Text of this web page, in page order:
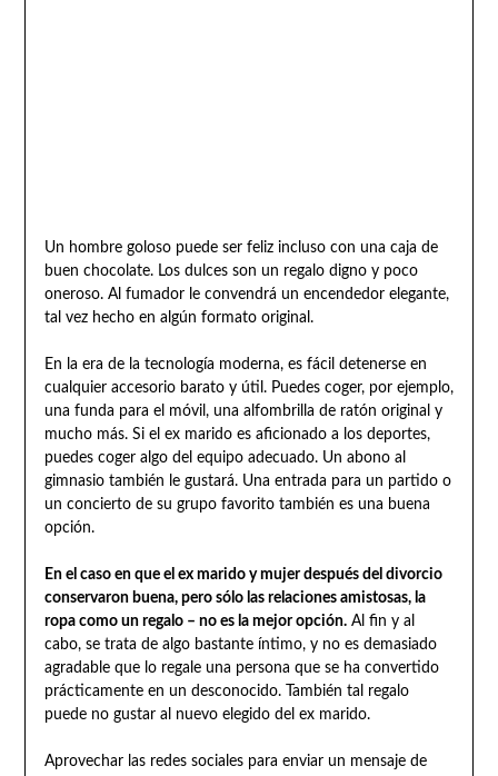
Un hombre goloso puede ser feliz incluso con una caja de
buen chocolate. Los dulces son un regalo digno y poco
oneroso. Al fumador le convendrá un encendedor elegante,
tal vez hecho en algún formato original.
En la era de la tecnología moderna, es fácil detenerse en
cualquier accesorio barato y útil. Puedes coger, por ejemplo,
una funda para el móvil, una alfombrilla de ratón original y
mucho más. Si el ex marido es aficionado a los deportes,
puedes coger algo del equipo adecuado. Un abono al
gimnasio también le gustará. Una entrada para un partido o
un concierto de su grupo favorito también es una buena
opción.
En el caso en que el ex marido y mujer después del divorcio
conservaron buena, pero sólo las relaciones amistosas, la
ropa como un regalo – no es la mejor opción.Al fin y al
cabo, se trata de algo bastante íntimo, y no es demasiado
agradable que lo regale una persona que se ha convertido
prácticamente en un desconocido. También tal regalo
puede no gustar al nuevo elegido del ex marido.
Aprovechar las redes sociales para enviar un mensaje de